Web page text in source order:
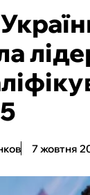
7 жовтня